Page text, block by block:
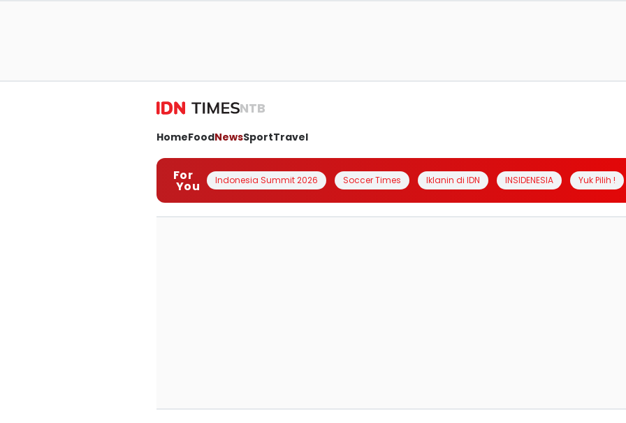
NTB
HomeFoodNewsSportTravel
For
You Indonesia Summit 2026 Soccer Times Iklanin di IDN INSIDENESIA Yuk Pilih !